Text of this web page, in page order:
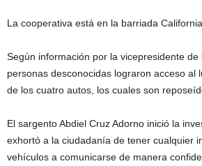
La cooperativa está en la barriada
Según información por la vicepresidente de
personas desconocidas lograron acceso al
de los cuatro autos, los cuales son
El sargento Abdiel Cruz Adorno inició la
exhortó a la ciudadanía de tener cualquier
vehículos a comunicarse de manera